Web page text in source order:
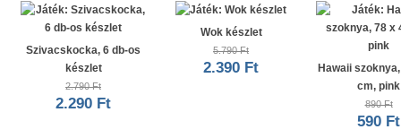
Szivacskocka, 6 db-os
készlet
2.790 Ft
2.290 Ft
Wok készlet
5.790 Ft
2.390 Ft
Hawaii
cm, pink
890 Ft
590 Ft